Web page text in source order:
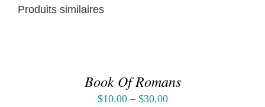
Produits similaires
Book Of Romans
$10.00– $30.00